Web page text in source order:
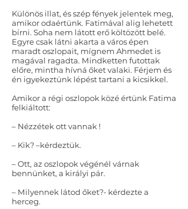
Különös illat, és szép fények jelentek meg,
amikor odaértünk. Fatimával alig lehetett
bírni. Soha nem látott erő költözött belé.
Egyre csak látni akarta a város épen
maradt oszlopait, mígnem Ahmedet is
magával ragadta. Mindketten futottak
előre, mintha hívná őket valaki. Férjem és
én igyekeztünk lépést tartani a kicsikkel.
Amikor a régi oszlopok közé értünk Fatima
felkiáltott:
– Nézzétek ott vannak !
– Kik? –kérdeztük.
– Ott, az oszlopok végénél várnak
bennünket, a királyi pár.
– Milyennek látod őket?- kérdezte a
herceg.